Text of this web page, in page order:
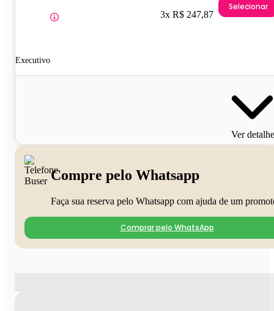
Executivo
3x R$ 247,87
Selecionar
Ver
Compre pelo Whatsapp
Faça sua reserva pelo Whatsapp com ajuda de um
Comprar pelo WhatsApp